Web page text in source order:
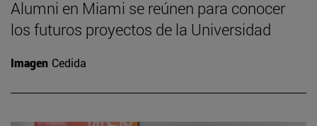
Alumni en Miami se reúnen para conocer
los futuros proyectos de la Universidad
Imagen Cedida